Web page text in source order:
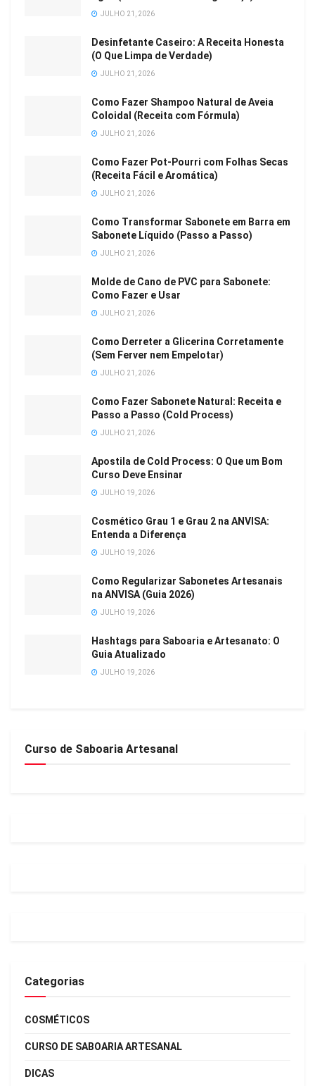
JULHO 21, 2026
Desinfetante Caseiro: A Receita Honesta
(O Que Limpa de Verdade)
JULHO 21, 2026
Como Fazer Shampoo Natural de Aveia
Coloidal (Receita com Fórmula)
JULHO 21, 2026
Como Fazer Pot-Pourri com Folhas Secas
(Receita Fácil e Aromática)
JULHO 21, 2026
Como Transformar Sabonete em Barra em
Sabonete Líquido (Passo a Passo)
JULHO 21, 2026
Molde de Cano de PVC para Sabonete:
Como Fazer e Usar
JULHO 21, 2026
Como Derreter a Glicerina Corretamente
(Sem Ferver nem Empelotar)
JULHO 21, 2026
Como Fazer Sabonete Natural: Receita e
Passo a Passo (Cold Process)
JULHO 21, 2026
Apostila de Cold Process: O Que um Bom
Curso Deve Ensinar
JULHO 19, 2026
Cosmético Grau 1 e Grau 2 na ANVISA:
Entenda a Diferença
JULHO 19, 2026
Como Regularizar Sabonetes Artesanais
na ANVISA (Guia 2026)
JULHO 19, 2026
Hashtags para Saboaria e Artesanato: O
Guia Atualizado
JULHO 19, 2026
Curso de Saboaria Artesanal
Categorias
COSMÉTICOS
CURSO DE SABOARIA ARTESANAL
DICAS